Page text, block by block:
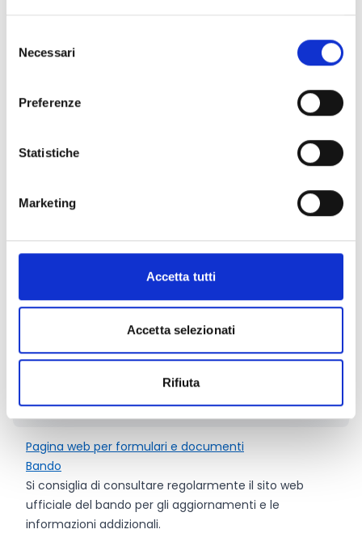
delNecessari
Preferenze
Statistiche
Marketing
Accetta tutti
Accetta selezionati
Rifiuta
Contributo massimo:
scuole partner
per i progetti che prevedono almeno 8
scuole partner
7.500 Europer i progetti che prevedono almeno 6
scuole partner
per i progetti che prevedono almeno 2
scuole partner
Link e Documenti
Pagina web per formulari e documenti
Bando
Si consiglia di consultare regolarmente il sito web
ufficiale del bando per gli aggiornamenti e le
informazioni addizionali.